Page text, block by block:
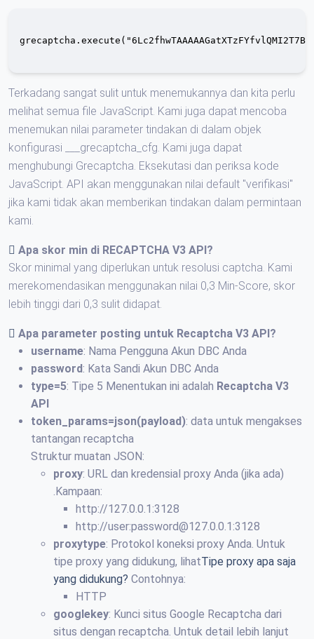
Terkadang sangat sulit untuk menemukannya dan kita perlu
melihat semua file JavaScript. Kami juga dapat mencoba
menemukan nilai parameter tindakan di dalam objek
konfigurasi ___grecaptcha_cfg. Kami juga dapat
menghubungi Grecaptcha. Eksekutasi dan periksa kode
JavaScript. API akan menggunakan nilai default "verifikasi"
jika kami tidak akan memberikan tindakan dalam permintaan
kami.
Apa skor min di RECAPTCHA V3 API?
Skor minimal yang diperlukan untuk resolusi captcha. Kami
merekomendasikan menggunakan nilai 0,3 Min-Score, skor
lebih tinggi dari 0,3 sulit didapat.
Apa parameter posting untuk Recaptcha V3 API?
username: Nama Pengguna Akun DBC Anda
password: Kata Sandi Akun DBC Anda
type=5: Tipe 5 Menentukan ini adalah Recaptcha V3
API
token_params=json(payload): data untuk mengakses
tantangan recaptcha
Struktur muatan JSON:
proxy: URL dan kredensial proxy Anda (jika ada)
.Kampaan:
http://127.0.0.1:3128
http://user:password@127.0.0.1:3128
proxytype: Protokol koneksi proxy Anda. Untuk
tipe proxy yang didukung, lihatTipe proxy apa saja
yang didukung? Contohnya:
HTTP
googlekey: Kunci situs Google Recaptcha dari
situs dengan recaptcha. Untuk detail lebih lanjut